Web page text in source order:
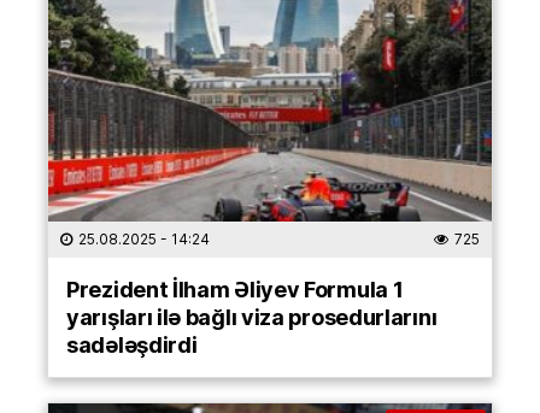
25.08.2025 - 14:24 725
Prezident İlham Əliyev Formula 1
yarışları ilə bağlı viza prosedurlarını
sadələşdirdi